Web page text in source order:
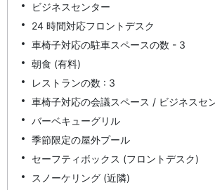
ビジネスセンター
24 時間対応フロントデスク
車椅子対応の駐車スペースの数 - 3
朝食 (有料)
レストランの数 : 3
車椅子対応の会議スペース / ビジネスセ
バーベキューグリル
季節限定の屋外プール
セーフティボックス (フロントデスク)
スノーケリング (近隣)